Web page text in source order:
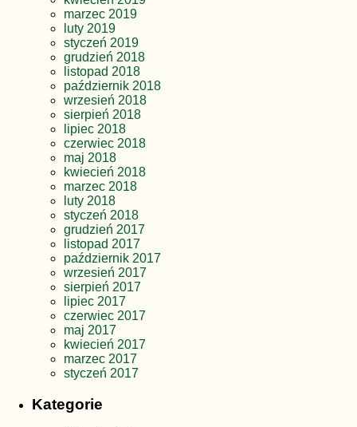
marzec 2019
luty 2019
styczeń 2019
grudzień 2018
listopad 2018
październik 2018
wrzesień 2018
sierpień 2018
lipiec 2018
czerwiec 2018
maj 2018
kwiecień 2018
marzec 2018
luty 2018
styczeń 2018
grudzień 2017
listopad 2017
październik 2017
wrzesień 2017
sierpień 2017
lipiec 2017
czerwiec 2017
maj 2017
kwiecień 2017
marzec 2017
styczeń 2017
Kategorie